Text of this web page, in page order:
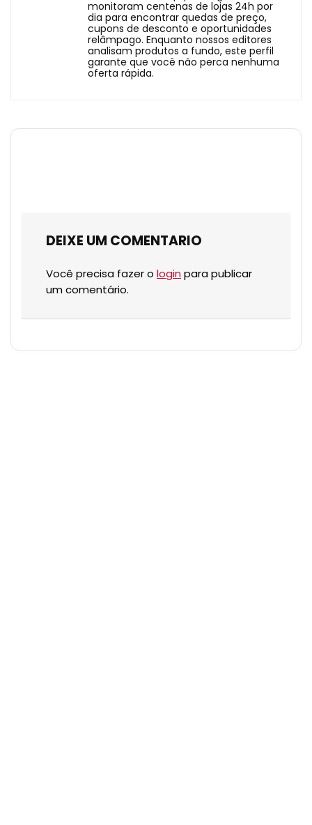
monitoram centenas de lojas 24h por
dia para encontrar quedas de preço,
cupons de desconto e oportunidades
relâmpago. Enquanto nossos editores
analisam produtos a fundo, este perfil
garante que você não perca nenhuma
oferta rápida.
DEIXE UM COMENTARIO
Você precisa fazer o login para publicar
um comentário.